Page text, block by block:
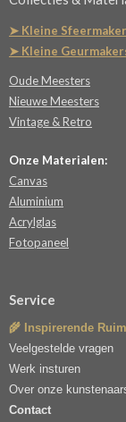
➤ Kleine
➤ Kleine
Oude Meesters
Nieuwe Meesters
Vintage & Retro
Onze Materialen:
Canvas
Aluminium
Acrylglas
Fotopaneel
Service
🌾 Inspirerende
Veelgestelde vragen
Werk insturen
Over onze
Contact